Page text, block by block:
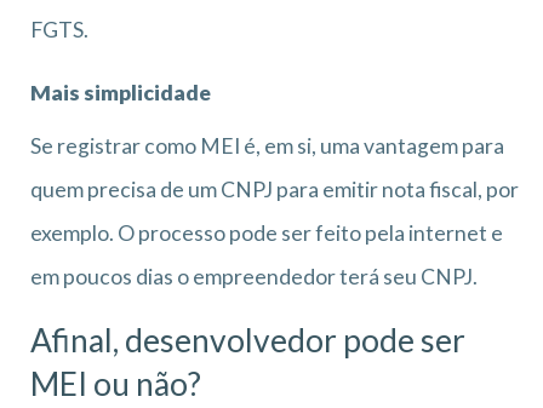
FGTS.
Mais simplicidade
Se registrar como MEI é, em si, uma vantagem para
quem precisa de um CNPJ para emitir nota fiscal, por
exemplo. O processo pode ser feito pela internet e
em poucos dias o empreendedor terá seu CNPJ.
Afinal, desenvolvedor pode ser
MEI ou não?